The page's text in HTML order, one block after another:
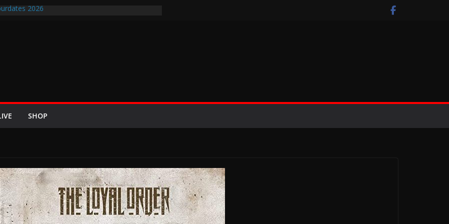
2026
kehrt im Sommer 2026 mit den Nightwish
die europäischen Bühnen
BREEZE 2026 u.a. mit Helloween, In Flames,
und Eisbrecher
mit Britta Görtz / Hiraes: An den Auftritt von
wohl auch noch auf meinem Sterbebett
SHOP